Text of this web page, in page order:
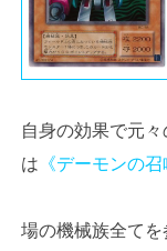
自身の効果で元
は 《デーモンの召
場の機械族全て